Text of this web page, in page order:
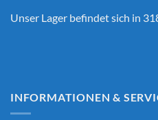
Unser Lager befindet sich in
INFORMATIONEN &